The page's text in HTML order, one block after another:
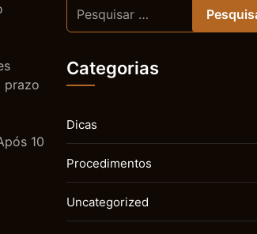
prazo
10
Categorias
Dicas
Procedimentos
Uncategorized